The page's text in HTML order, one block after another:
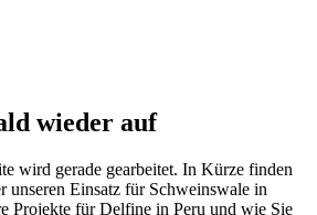
wieder auf
wird gerade gearbeitet. In Kürze finden
unseren Einsatz für Schweinswale in
Projekte für Delfine in Peru und wie Sie